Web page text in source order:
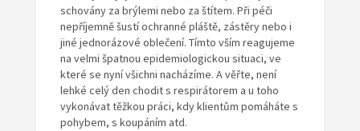
schovány za brýlemi nebo za štítem. Při péči
nepříjemně šustí ochranné pláště, zástěry nebo i
jiné jednorázové oblečení. Tímto vším reagujeme
na velmi špatnou epidemiologickou situaci, ve
které se nyní všichni nacházíme. A věřte, není
lehké celý den chodit s respirátorem a u toho
vykonávat těžkou práci, kdy klientům pomáháte s
pohybem, s koupáním atd.